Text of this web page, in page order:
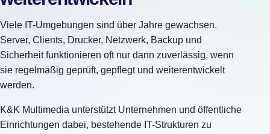
Viele IT-Umgebungen sind über Jahre gewachsen.
Server, Clients, Drucker, Netzwerk, Backup und
Sicherheit funktionieren oft nur dann zuverlässig, wenn
sie regelmäßig geprüft, gepflegt und weiterentwickelt
werden.
K&K Multimedia unterstützt Unternehmen und öffentliche
Einrichtungen dabei, bestehende IT-Strukturen zu